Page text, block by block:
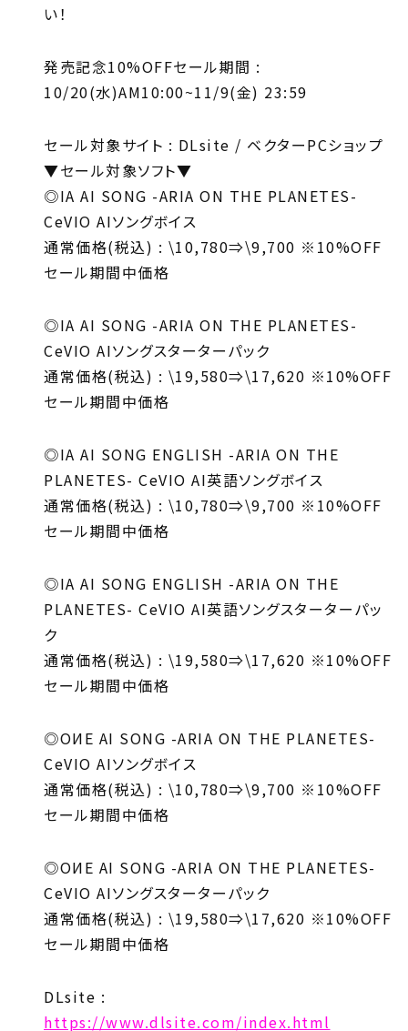
い！
発売記念10%OFFセール期間 :
10/20(水)AM10:00~11/9(金) 23:59
セール対象サイト : DLsite / ベクターPCショップ
▼セール対象ソフト▼
◎IA AI SONG -ARIA ON THE PLANETES-
CeVIO AIソングボイス
通常価格(税込) : \10,780⇒\9,700 ※ 10%OFF
セール期間中価格
◎IA AI SONG -ARIA ON THE PLANETES-
CeVIO AIソングスターターパック
通常価格(税込) : \19,580⇒\17,620 ※10%OFF
セール期間中価格
◎IA AI SONG ENGLISH -ARIA ON THE
PLANETES- CeVIO AI英語ソングボイス
通常価格(税込) : \10,780⇒\9,700 ※ 10%OFF
セール期間中価格
◎IA AI SONG ENGLISH -ARIA ON THE
PLANETES- CeVIO AI英語ソングスターターパッ
ク
通常価格(税込) : \19,580⇒\17,620 ※10%OFF
セール期間中価格
◎OИE AI SONG -ARIA ON THE PLANETES-
CeVIO AIソングボイス
通常価格(税込) : \10,780⇒\9,700 ※ 10%OFF
セール期間中価格
◎OИE AI SONG -ARIA ON THE PLANETES-
CeVIO AIソングスターターパック
通常価格(税込) : \19,580⇒\17,620 ※10%OFF
セール期間中価格
DLsite :
https://www.dlsite.com/index.html